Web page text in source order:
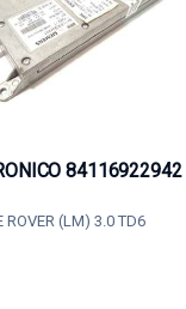
84116922942
ROVER (LM) 3.0 TD6